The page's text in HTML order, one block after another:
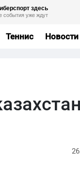
Теннис Новости